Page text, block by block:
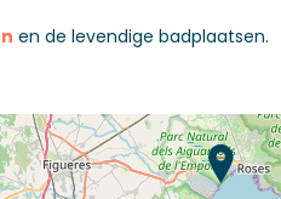
en de levendige badplaatsen.